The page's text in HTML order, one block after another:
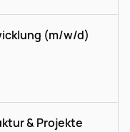
(m/w/d)
& Projekte